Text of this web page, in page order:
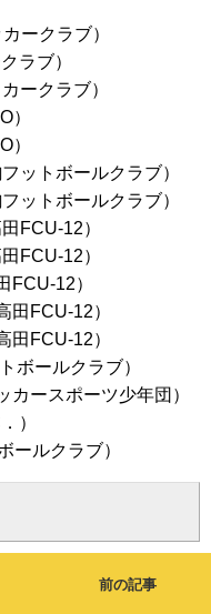
ークラブ）
ラブ）
ークラブ）
）
）
ットボールクラブ）
ットボールクラブ）
FCU-12）
FCU-12）
FCU-12）
田FCU-12）
田FCU-12）
ボールクラブ）
カースポーツ少年団）
）
ールクラブ）
前の記事